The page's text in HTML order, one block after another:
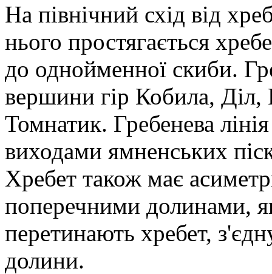
На північний схід від
нього простягається
до однойменної скиби.
вершини гір Кобила,
Томнатик. Гребенева
виходами ямненських
Хребет також має
поперечними долинами,
перетинають хребет,
долини.